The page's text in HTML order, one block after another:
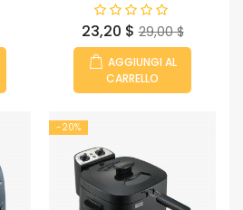
Prezzo
23,20 $ Prezzo
base
29,00 $
AGGIUNGI AL
CARRELLO
-20%